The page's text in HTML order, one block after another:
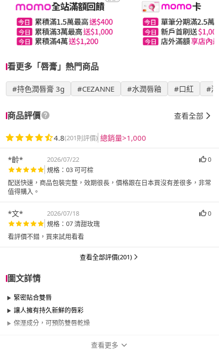
看更多「唇膏」熱門商品
#持色潤唇膏 3g #CEZANNE #水潤唇釉 #口紅 #
商品評價 查看全部
4.8(201則評價) 總銷量>1,000
*齡* 2026/07/22
0
規格：03 可可棕
配送快速，商品包裝完整，效期很長，價格跟在日本買沒有差很多，非常
值得購入。
*文* 2026/07/18
0
規格：07 清甜玫瑰
看評價不錯，買來試用看看
查看全部評價(201)
圖文詳情
緊密貼合雙唇
讓人擁有持久新鮮的唇彩
保溼成分，可預防雙唇乾燥
查看更多